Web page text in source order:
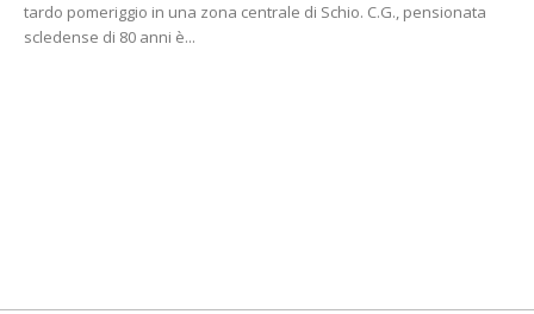
tardo pomeriggio in una zona centrale di Schio. C.G., pensionata
scledense di 80 anni è...